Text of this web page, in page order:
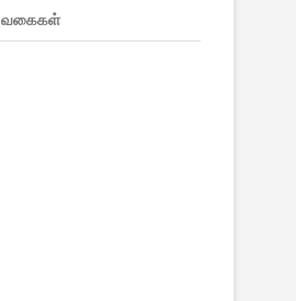
வகைகள்